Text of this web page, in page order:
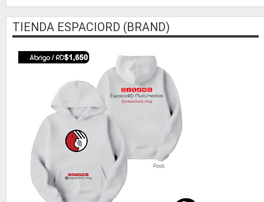
TIENDA ESPACIORD (BRAND)